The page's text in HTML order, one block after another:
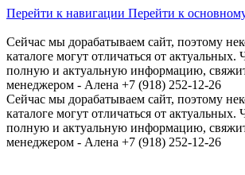
Перейти к навигации Перейти к
Сейчас мы дорабатываем сайт, поэтому
каталоге могут отличаться от актуальных.
полную и актуальную информацию,
менеджером - Алена +7 (918) 252-12-26
Сейчас мы дорабатываем сайт, поэтому
каталоге могут отличаться от актуальных.
полную и актуальную информацию,
менеджером - Алена +7 (918) 252-12-26